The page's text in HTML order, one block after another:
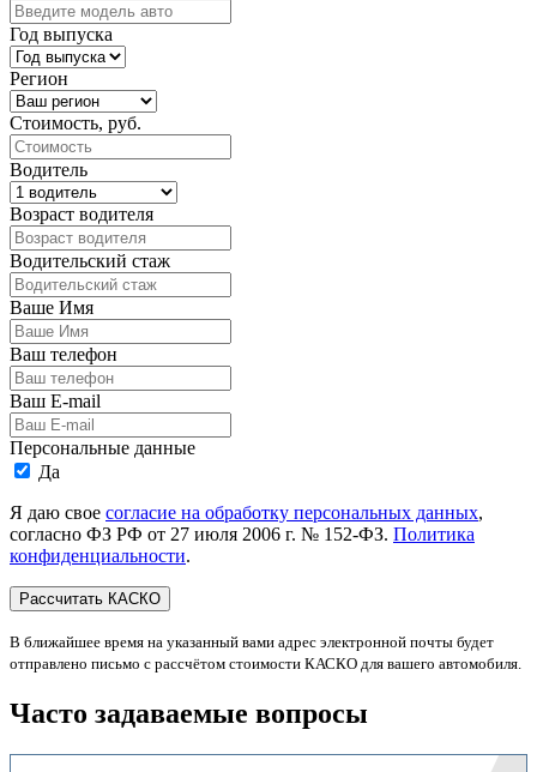
Год выпуска
Регион
Стоимость, руб.
Водитель
Возраст водителя
Водительский стаж
Ваше Имя
Ваш телефон
Ваш E-mail
Персональные данные
Да
Я даю свое согласие на обработку персональных данных,
согласно ФЗ РФ от 27 июля 2006 г. № 152-ФЗ. Политика
конфиденциальности.
В ближайшее время на указанный вами адрес электронной почты будет
отправлено письмо с рассчётом стоимости КАСКО для вашего автомобиля.
Часто задаваемые вопросы